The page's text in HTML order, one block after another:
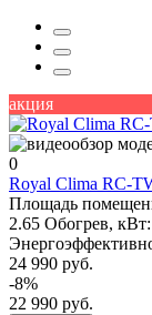
акция
0
Royal Clima RC-
Площадь
2.65 Обогрев, кВт:
24 990 руб.
-8%
22 990 руб.